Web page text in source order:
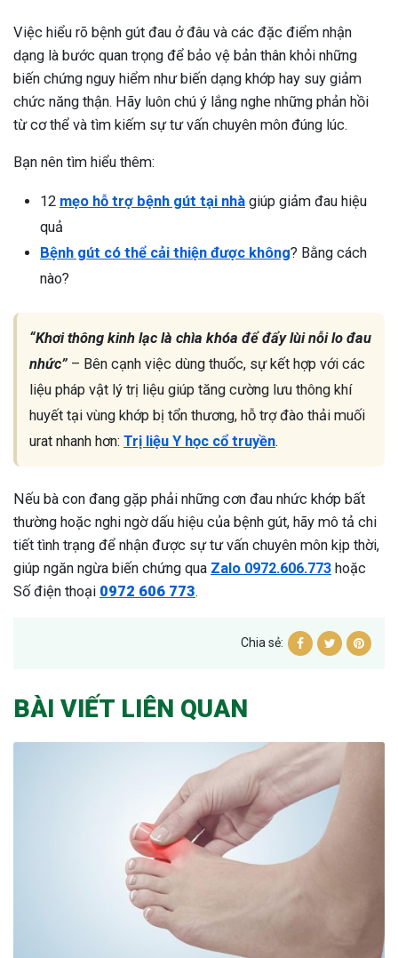
Việc hiểu rõ bệnh gút đau ở đâu và các đặc điểm nhận
dạng là bước quan trọng để bảo vệ bản thân khỏi những
biến chứng nguy hiểm như biến dạng khớp hay suy giảm
chức năng thận. Hãy luôn chú ý lắng nghe những phản hồi
từ cơ thể và tìm kiếm sự tư vấn chuyên môn đúng lúc.
Bạn nên tìm hiểu thêm:
12 mẹo hỗ trợ bệnh gút tại nhà giúp giảm đau hiệu
quả
Bệnh gút có thể cải thiện được không? Bằng cách
nào?
“Khơi thông kinh lạc là chìa khóa để đẩy lùi nỗi lo đau
nhức” – Bên cạnh việc dùng thuốc, sự kết hợp với các
liệu pháp vật lý trị liệu giúp tăng cường lưu thông khí
huyết tại vùng khớp bị tổn thương, hỗ trợ đào thải muối
urat nhanh hơn: Trị liệu Y học cổ truyền.
Nếu bà con đang gặp phải những cơn đau nhức khớp bất
thường hoặc nghi ngờ dấu hiệu của bệnh gút, hãy mô tả chi
tiết tình trạng để nhận được sự tư vấn chuyên môn kịp thời,
giúp ngăn ngừa biến chứng qua Zalo 0972.606.773 hoặc
Số điện thoại 0972 606 773.
Chia sẻ:
BÀI VIẾT LIÊN QUAN